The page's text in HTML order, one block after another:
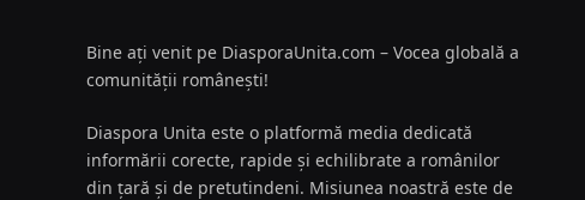
Bine ați venit pe DiasporaUnita.com – Vocea globală a
comunității românești!
Diaspora Unita este o platformă media dedicată
informării corecte, rapide și echilibrate a românilor
din țară și de pretutindeni. Misiunea noastră este de